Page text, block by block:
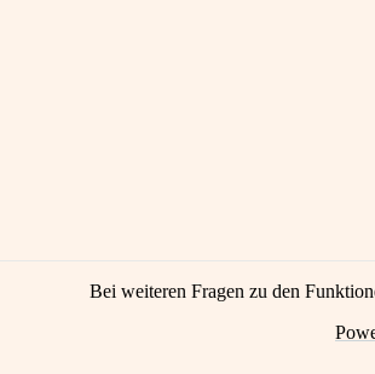
Bei weiteren Fragen zu den